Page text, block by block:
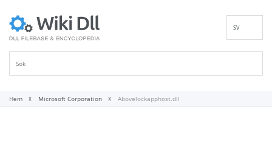
SV
Hem Microsoft Corporation Abovelockapphost.dll